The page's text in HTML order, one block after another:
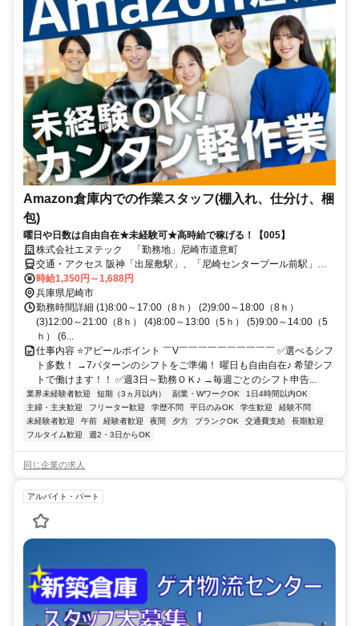
Amazon倉庫内での作業スタッフ(棚入れ、仕分け、梱
包)
曜日や日数は自由自在★未経験可★高時給で稼げる！【005】
株式会社エヌテック 「勤務地」尼崎市道意町
交通・アクセス 阪神「出屋敷駅」、「尼崎センタープール前駅」よ
り徒歩13分 ※無料送迎バスあり！JR尼崎駅～バス30分、阪急西宮北
口駅～バス30分、 JR三ノ宮駅～バス40分
時給1,350円～1,688円
兵庫県尼崎市
勤務時間詳細 (1)8:00～17:00（8ｈ） (2)9:00～18:00（8ｈ）
(3)12:00～21:00（8ｈ） (4)8:00～13:00（5ｈ） (5)9:00～14:00（5
ｈ） (6...
仕事内容 ⭐アピールポイント ￣V￣￣￣￣￣￣￣￣￣￣ ✅選べるシフ
ト多数！ →7パターンのシフトをご準備！ 曜日も自由自在♪ 希望シフ
トで働けます！！ ✅週3日～勤務ＯＫ♪ →毎週ごとのシフト申告...
業界未経験者歓迎 短期（3ヵ月以内） 副業・WワークOK
1日4時間以内OK
主婦・主夫歓迎
フリーター歓迎 学歴不問 平日のみOK 学生歓迎
経験不問
未経験者歓迎
午前 経験者歓迎 夜間 夕方 ブランクOK 交通費支給
長期歓迎
フルタイム歓迎
週2・3日からOK
同じ企業の求人
アルバイト・パート